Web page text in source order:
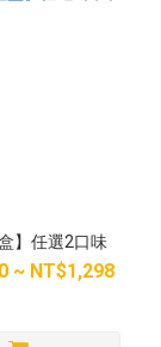
】任選2口味
~ NT$1,298